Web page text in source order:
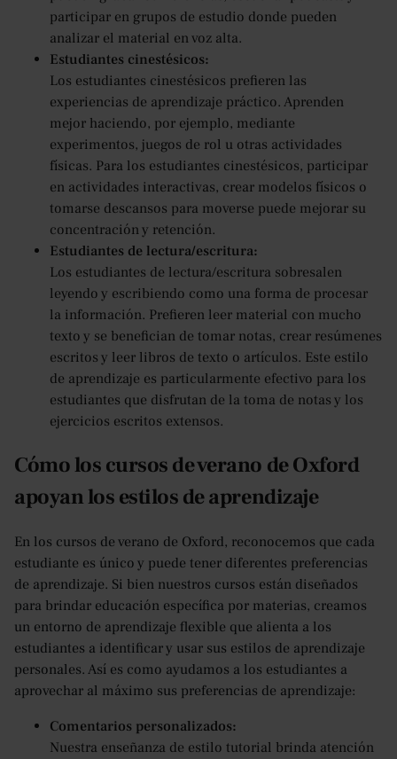
participar en grupos de estudio donde pueden
analizar el material en voz alta.
Estudiantes cinestésicos:
Los estudiantes cinestésicos prefieren las
experiencias de aprendizaje práctico. Aprenden
mejor haciendo, por ejemplo, mediante
experimentos, juegos de rol u otras actividades
físicas. Para los estudiantes cinestésicos, participar
en actividades interactivas, crear modelos físicos o
tomarse descansos para moverse puede mejorar su
concentración y retención.
Estudiantes de lectura/escritura:
Los estudiantes de lectura/escritura sobresalen
leyendo y escribiendo como una forma de procesar
la información. Prefieren leer material con mucho
texto y se benefician de tomar notas, crear resúmenes
escritos y leer libros de texto o artículos. Este estilo
de aprendizaje es particularmente efectivo para los
estudiantes que disfrutan de la toma de notas y los
ejercicios escritos extensos.
Cómo los cursos de verano de Oxford
apoyan los estilos de aprendizaje
En los cursos de verano de Oxford, reconocemos que cada
estudiante es único y puede tener diferentes preferencias
de aprendizaje. Si bien nuestros cursos están diseñados
para brindar educación específica por materias, creamos
un entorno de aprendizaje flexible que alienta a los
estudiantes a identificar y usar sus estilos de aprendizaje
personales. Así es como ayudamos a los estudiantes a
aprovechar al máximo sus preferencias de aprendizaje:
Comentarios personalizados:
Nuestra enseñanza de estilo tutorial brinda atención